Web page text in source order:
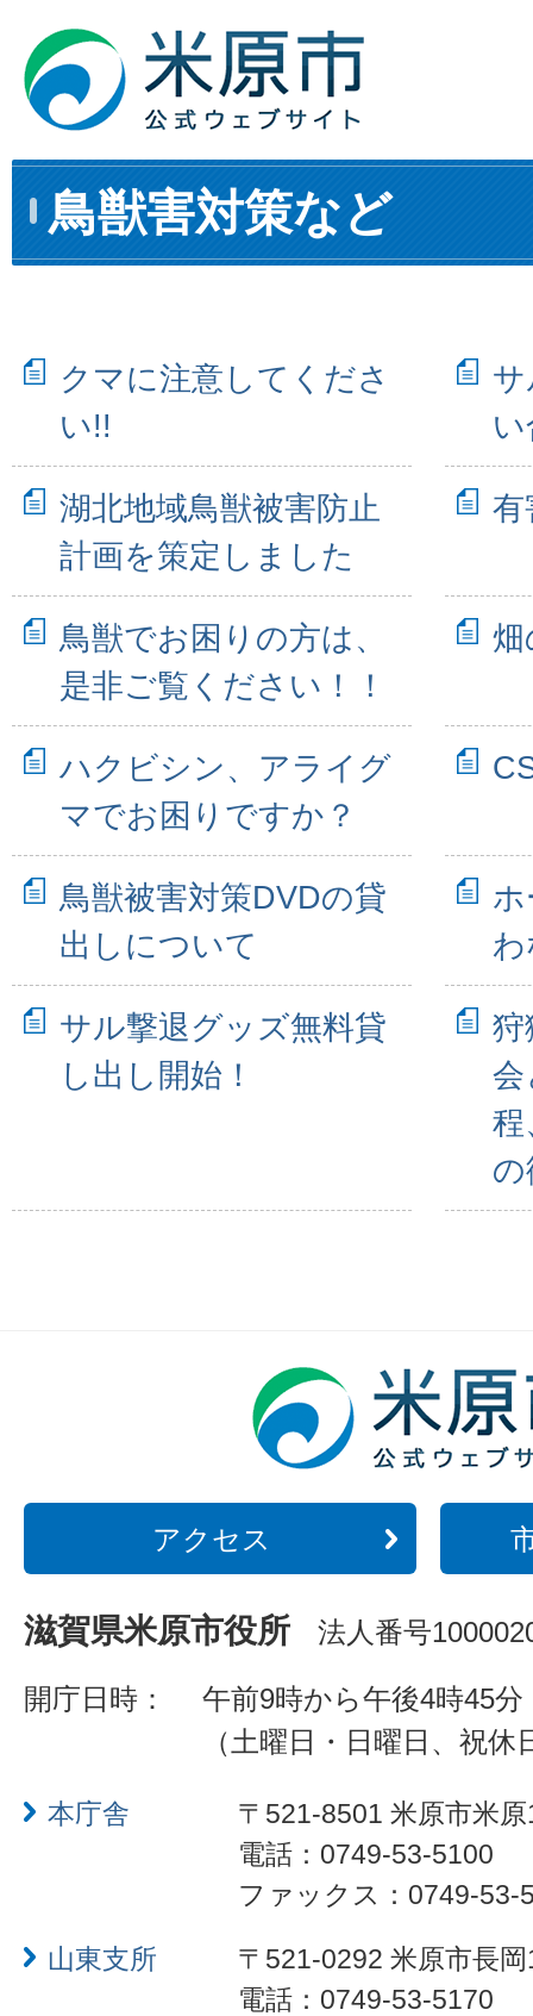
鳥獣害対策など
クマに注意してくださ
い!!
湖北地域鳥獣被害防止
計画を策定しました
有
鳥獣でお困りの方は、
是非ご覧ください！！
畑
ハクビシン、アライグ
マでお困りですか？
鳥獣被害対策DVDの貸
出しについて
サル撃退グッズ無料貸
し出し開始！
狩
会
程
の
アクセス
滋賀県米原市役所 法人番号
開庁日時：
午前9時から午後4時45分
（土曜日・日曜日、祝
本庁舎
〒521-8501 米原市米
電話：0749-53-5100
ファックス：0749-53-
山東支所
〒521-0292 米原市長
電話：0749-53-5170